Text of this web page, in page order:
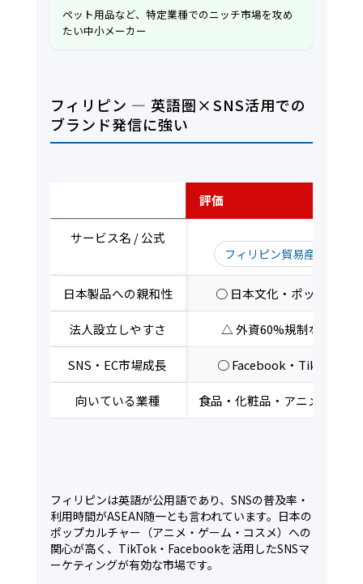
ペット用品など、特定業種でのニッチ市場を攻め
たい中小メーカー
フィリピン — 英語圏×SNS活用での
ブランド発信に強い
評価
サービス名 / 公式
フィリピン貿易産業省（
日本製品への親和性 ○ 日本文化・ポップカル
法人設立しやすさ △ 外資60%規制など業種
SNS・EC市場成長 ○ Facebook・TikTokの
向いている業種 食品・化粧品・アニメ・ポッ
フィリピンは英語が公用語であり、SNSの普及率・
利用時間がASEAN随一とも言われています。日本の
ポップカルチャー（アニメ・ゲーム・コスメ）への
関心が高く、TikTok・Facebookを活用したSNSマ
ーケティングが有効な市場です。